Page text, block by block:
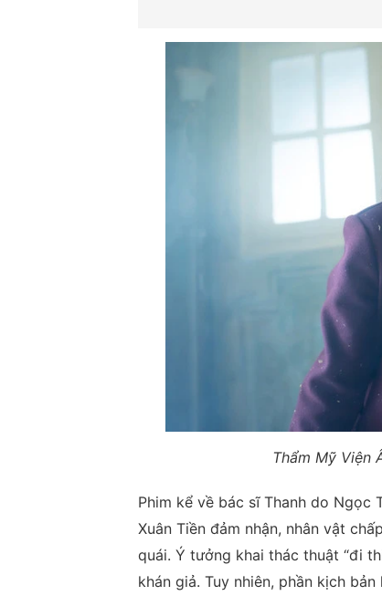
Thẩm Mỹ Viện
Phim kể về bác sĩ Thanh do Ngọc
Xuân Tiền đảm nhận, nhân vật
quái. Ý tưởng khai thác thuật “đi
khán giả. Tuy nhiên, phần kịch